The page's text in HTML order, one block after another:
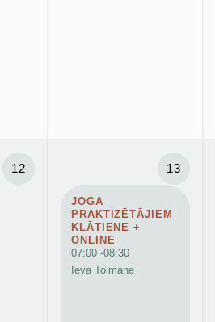
12 13
JOGA
PRAKTIZĒTĀJIEM
KLĀTIENE +
ONLINE
07:00 -08:30
Ieva Tolmane